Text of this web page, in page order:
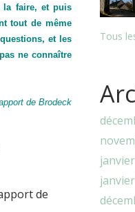
la faire, et puis
tout de même
et les
ne connaître
de Brodeck
de
Tous